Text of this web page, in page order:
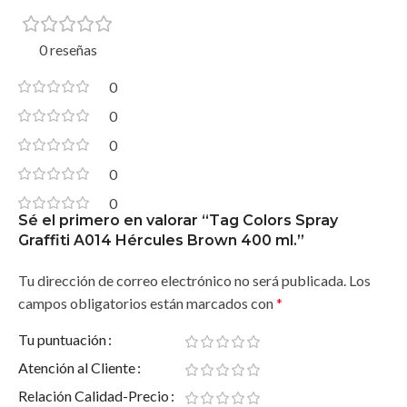
0 reseñas
0
0
0
0
0
Sé el primero en valorar “Tag Colors Spray
Graffiti A014 Hércules Brown 400 ml.”
Tu dirección de correo electrónico no será publicada. Los
campos obligatorios están marcados con*
Tu puntuación
Atención al Cliente
Relación Calidad-Precio